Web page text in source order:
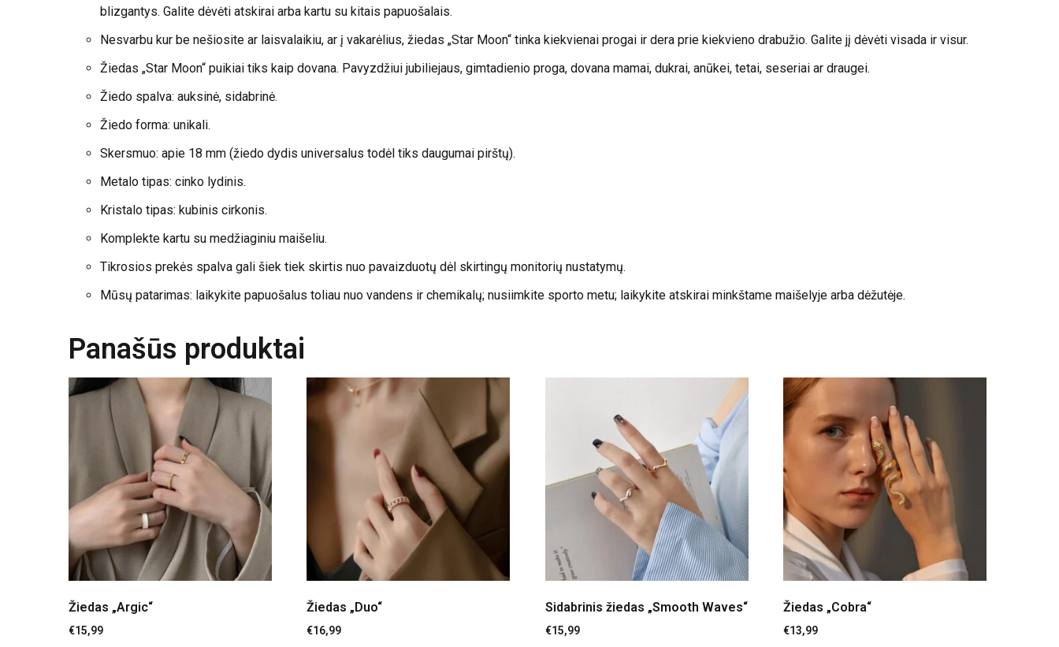
blizgantys. Galite dėvėti atskirai arba kartu su kitais papuošalais.
Nesvarbu kur be nešiosite ar laisvalaikiu, ar į vakarėlius, žiedas „Star Moon“ tinka kiekvienai progai ir dera prie kiekvieno drabužio. Galite jį dėvėti visada ir visur.
Žiedas „Star Moon“ puikiai tiks kaip dovana. Pavyzdžiui jubiliejaus, gimtadienio proga, dovana mamai, dukrai, anūkei, tetai, seseriai ar draugei.
Žiedo spalva: auksinė, sidabrinė.
Žiedo forma: unikali.
Skersmuo: apie 18 mm (žiedo dydis universalus todėl tiks daugumai pirštų).
Metalo tipas: cinko lydinis.
Kristalo tipas: kubinis cirkonis.
Komplekte kartu su medžiaginiu maišeliu.
Tikrosios prekės spalva gali šiek tiek skirtis nuo pavaizduotų dėl skirtingų monitorių nustatymų.
Mūsų patarimas: laikykite papuošalus toliau nuo vandens ir chemikalų; nusiimkite sporto metu; laikykite atskirai minkštame maišelyje arba dėžutėje.
Panašūs produktai
Žiedas „Argic“
€15,99
Žiedas „Duo“
€16,99
Sidabrinis žiedas „Smooth Waves“
€15,99
Žiedas „Cobra“
€13,99